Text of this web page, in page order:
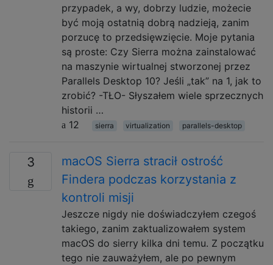
przypadek, a wy, dobrzy ludzie, możecie
być moją ostatnią dobrą nadzieją, zanim
porzucę to przedsięwzięcie. Moje pytania
są proste: Czy Sierra można zainstalować
na maszynie wirtualnej stworzonej przez
Parallels Desktop 10? Jeśli „tak” na 1, jak to
zrobić? -TŁO- Słyszałem wiele sprzecznych
historii …
12
sierra virtualization parallels-desktop
3
macOS Sierra stracił ostrość
Findera podczas korzystania z
kontroli misji
Jeszcze nigdy nie doświadczyłem czegoś
takiego, zanim zaktualizowałem system
macOS do sierry kilka dni temu. Z początku
tego nie zauważyłem, ale po pewnym